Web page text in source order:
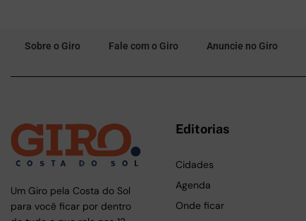
Sobre o Giro Fale com o Giro Anuncie no Giro
Um Giro pela Costa do Sol
para você ficar por dentro
Editorias
Cidades
Agenda
Onde ficar